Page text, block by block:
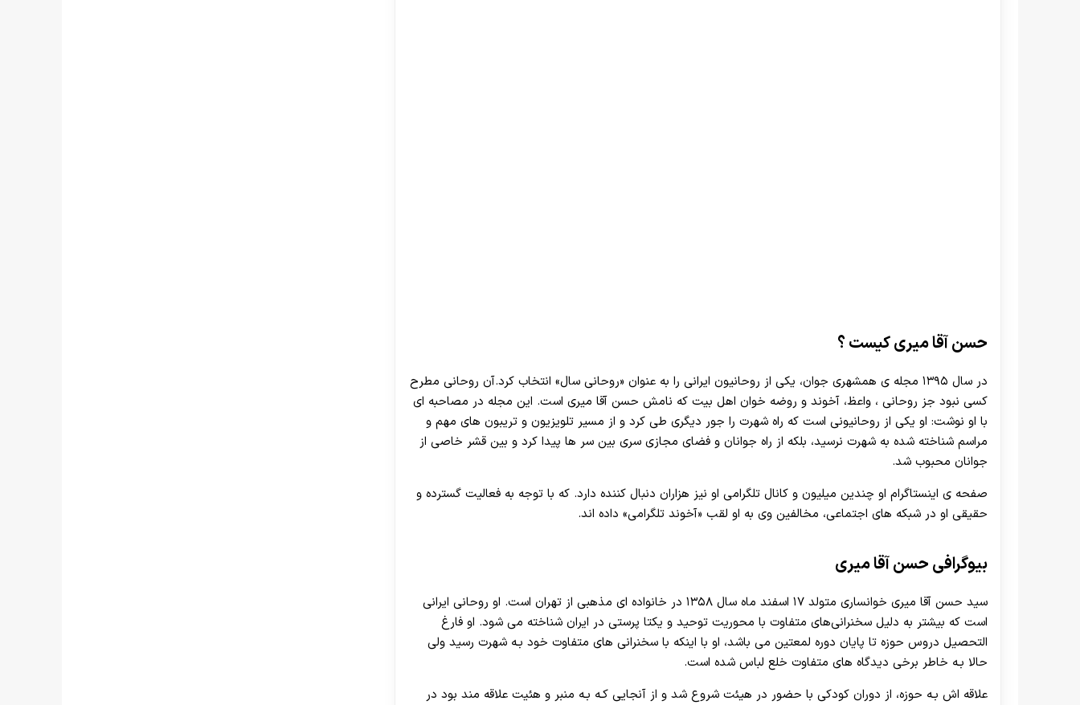
30 تا 50 درصد شارژ هدیه بیشتر فقط با ثبت نام در هات بت
حسن آقا میری کیست ؟
در سال ۱۳۹۵ مجله ی همشهری جوان، یکی از روحانیون ایرانی را به عنوان «روحانی سال» انتخاب کرد.آن روحانی مطرح
کسی نبود جز روحانی ، واعظ، آخوند و روضه خوان اهل بیت که نامش حسن آقا میری است. این مجله در مصاحبه ای
با او نوشت: او یکی از روحانیونی است که راه شهرت را جور دیگری طی کرد و از مسیر تلویزیون و تریبون های مهم و
مراسم شناخته شده به شهرت نرسید، بلکه از راه جوانان و فضای مجازی سری بین سر ها پیدا کرد و بین قشر خاصی از
جوانان محبوب شد.
صفحه ی اینستاگرام او چندین میلیون و کانال تلگرامی او نیز هزاران دنبال کننده دارد. که با توجه به فعالیت گسترده و
حقیقی او در شبکه های اجتماعی، مخالفین وی به او لقب «آخوند تلگرامی» داده اند.
بیوگرافی حسن آقا میری
سید حسن آقا میری خوانساری متولد ۱۷ اسفند ماه سال ۱۳۵۸ در خانواده ای مذهبی از تهران است. او روحانی ایرانی
است که بیشتر به دلیل سخنرانی‌های متفاوت با محوریت توحید و یکتا پرستی در ایران شناخته می‌ شود. او فارغ
التحصیل دروس حوزه تا پایان دوره لمعتین می باشد، او با اینکه با سخنرانی های متفاوت خود بـه شهرت رسید ولی
حالا بـه خاطر برخی دیدگاه های متفاوت خلع لباس شده است.
علاقه اش بـه حوزه، از دوران کودکی با حضور در هیئت شروع شد و از آنجایی کـه بـه منبر و هئیت علاقه مند بود در